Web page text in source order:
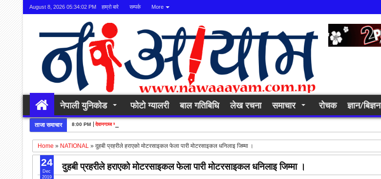
August 8, 2026 05:34:03 PM हाम्रो बारे सम्पर्क More
नेपाली युनिकोड फोटो ग्यालरी बाल गतिबिधि लेख रचना समाचार रोचक ज्ञान/बिज्ञन
ताजा समाचार 8:00 PM देवानगञ्ज गाउँपालिकाद्धार बाँदर नियन्त्रणको अभियान सुरु
Home » NATIONAL » दुहबी प्रहरीले हराएको मोटरसाइकल फेला पारी मोटरसाइकल धनिलाइ जिम्मा ।
दुहबी प्रहरीले हराएको मोटरसाइकल फेला पारी मोटरसाइकल धनिलाइ जिम्मा ।
24
Dec
2019